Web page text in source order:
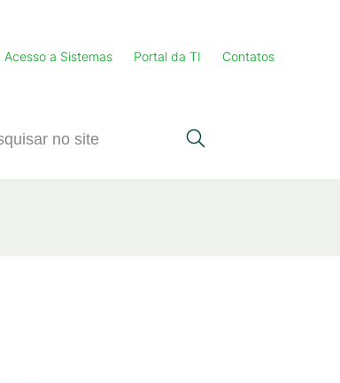
Acesso a Sistemas Portal da TI Contatos